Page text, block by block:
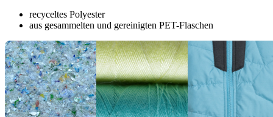
recyceltes Polyester
aus gesammelten und gereinigten PET-Flaschen